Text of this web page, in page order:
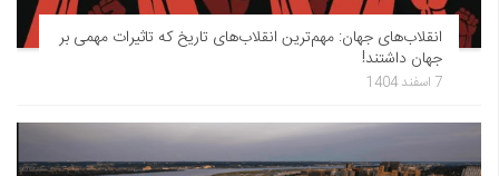
انقلاب‌های جهان: مهم‌ترین انقلاب‌های تاریخ که تاثیرات مهمی بر
جهان داشتند!
7 اسفند 1404